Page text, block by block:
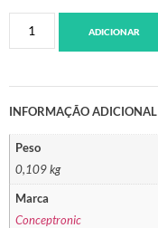
ADICIONAR
INFORMAÇÃO ADICIONAL
Peso
0,109 kg
Marca
Conceptronic